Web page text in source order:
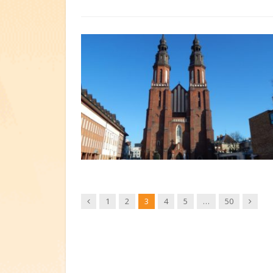
Wstecz
1 2 3 4 5 … 50 Dalej